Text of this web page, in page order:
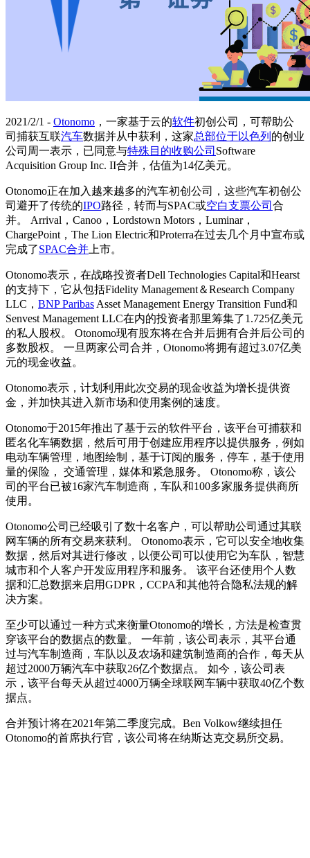
2021/2/1 - Otonomo ，一家基于云的软件初创公司，可帮助公
司捕获互联汽车数据并从中获利，这家总部位于以色列 的创业
公司周一表示，已同意与特殊目的收购公司 Software
Acquisition Group Inc. II合并，估值为14亿美元。
Otonomo正在加入越来越多的汽车初创公司，这些汽车初创公
司避开了传统的IPO路径，转而与SPAC或空白支票公司 合
并。 Arrival，Canoo，Lordstown Motors，Luminar，
ChargePoint，The Lion Electric和Proterra在过去几个月中宣布或
完成了SPAC合并 上市。
Otonomo表示，在战略投资者Dell Technologies Capital和Hearst
的支持下，它从包括Fidelity Management＆Research Company
LLC， BNP Paribas Asset Management Energy Transition Fund和
Senvest Management LLC在内的投资者那里筹集了1.725亿美元
的私人股权。 Otonomo现有股东将在合并后拥有合并后公司的
多数股权。 一旦两家公司合并，Otonomo将拥有超过3.07亿美
元的现金收益。
Otonomo表示，计划利用此次交易的现金收益为增长提供资
金，并加快其进入新市场和使用案例的速度。
Otonomo于2015年推出了基于云的软件平台，该平台可捕获和
匿名化车辆数据，然后可用于创建应用程序以提供服务，例如
电动车辆管理，地图绘制，基于订阅的服务，停车，基于使用
量的保险， 交通管理，媒体和紧急服务。 Otonomo称，该公
司的平台已被16家汽车制造商，车队和100多家服务提供商所
使用。
Otonomo公司已经吸引了数十名客户，可以帮助公司通过其联
网车辆的所有交易来获利。 Otonomo表示，它可以安全地收集
数据，然后对其进行修改，以便公司可以使用它为车队，智慧
城市和个人客户开发应用程序和服务。 该平台还使用个人数
据和汇总数据来启用GDPR，CCPA和其他符合隐私法规的解
决方案。
至少可以通过一种方式来衡量Otonomo的增长，方法是检查贯
穿该平台的数据点的数量。 一年前，该公司表示，其平台通
过与汽车制造商，车队以及农场和建筑制造商的合作，每天从
超过2000万辆汽车中获取26亿个数据点。 如今，该公司表
示，该平台每天从超过4000万辆全球联网车辆中获取40亿个数
据点。
合并预计将在2021年第二季度完成。Ben Volkow继续担任
Otonomo的首席执行官，该公司将在纳斯达克交易所交易。